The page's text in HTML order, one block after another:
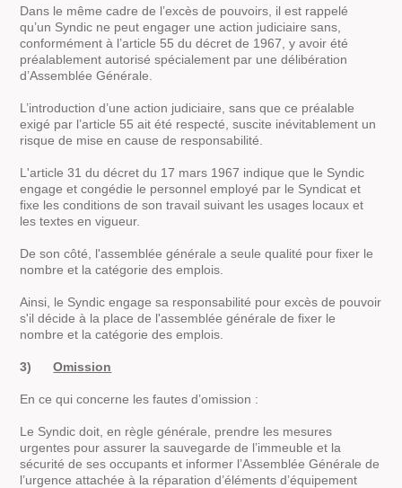
Dans le même cadre de l’excès de pouvoirs, il est rappelé
qu’un Syndic ne peut engager une action judiciaire sans,
conformément à l’article 55 du décret de 1967, y avoir été
préalablement autorisé spécialement par une délibération
d’Assemblée Générale.
L’introduction d’une action judiciaire, sans que ce préalable
exigé par l’article 55 ait été respecté, suscite inévitablement un
risque de mise en cause de responsabilité.
L'article 31 du décret du 17 mars 1967 indique que le Syndic
engage et congédie le personnel employé par le Syndicat et
fixe les conditions de son travail suivant les usages locaux et
les textes en vigueur.
De son côté, l'assemblée générale a seule qualité pour fixer le
nombre et la catégorie des emplois.
Ainsi, le Syndic engage sa responsabilité pour excès de pouvoir
s'il décide à la place de l'assemblée générale de fixer le
nombre et la catégorie des emplois.
3)Omission
En ce qui concerne les fautes d’omission :
Le Syndic doit, en règle générale, prendre les mesures
urgentes pour assurer la sauvegarde de l’immeuble et la
sécurité de ses occupants et informer l’Assemblée Générale de
l’urgence attachée à la réparation d’éléments d’équipement